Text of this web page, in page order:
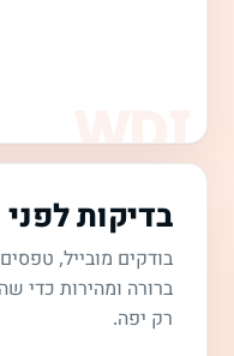
בדיקות לפני
בודקים מובייל,
ברורה ומהירות כדי
רק יפה.